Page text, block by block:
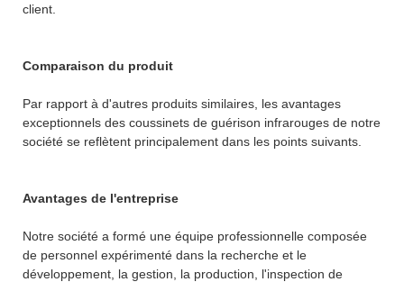
client.
Comparaison du produit
Par rapport à d'autres produits similaires, les avantages
exceptionnels des coussinets de guérison infrarouges de notre
société se reflètent principalement dans les points suivants.
Avantages de l'entreprise
Notre société a formé une équipe professionnelle composée
de personnel expérimenté dans la recherche et le
développement, la gestion, la production, l'inspection de